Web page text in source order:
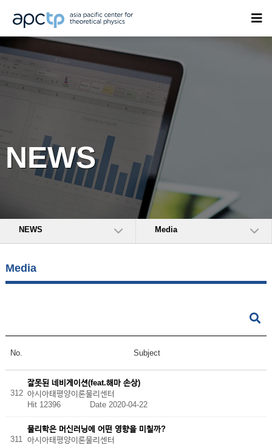
NEWS
NEWS Media
Media
No. Subject
312
잘못된 네비게이션(feat.해마 손상)
아시아태평양이론물리센터
Hit 12396 Date 2020-04-22
311
물리학은 머신러닝에 어떤 영향을 미칠까?
아시아태평양이론물리센터